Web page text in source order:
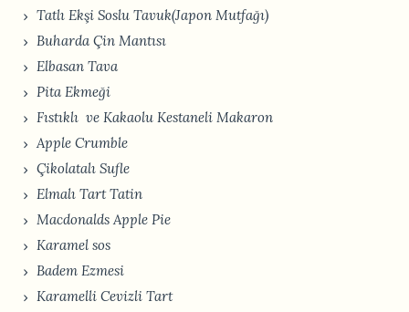
Tatlı Ekşi Soslu Tavuk(Japon Mutfağı)
Buharda Çin Mantısı
Elbasan Tava
Pita Ekmeği
Fıstıklı ve Kakaolu Kestaneli Makaron
Apple Crumble
Çikolatalı Sufle
Elmalı Tart Tatin
Macdonalds Apple Pie
Karamel sos
Badem Ezmesi
Karamelli Cevizli Tart